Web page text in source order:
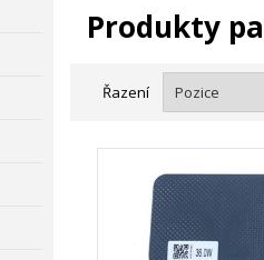
Produkty
Řazení